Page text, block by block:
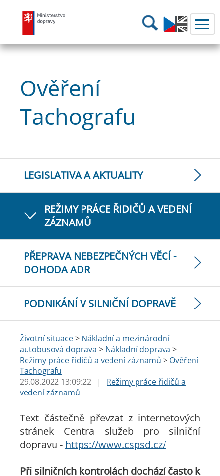
Ministerstvo dopravy Hledání
Ověření
Tachografu
LEGISLATIVA A AKTUALITY
REŽIMY PRÁCE ŘIDIČŮ A VEDENÍ
ZÁZNAMŮ
PŘEPRAVA NEBEZPEČNÝCH VĚCÍ -
DOHODA ADR
PODNIKÁNÍ V SILNIČNÍ DOPRAVĚ
Životní situace> Nákladní a mezinárodní
autobusová doprava > Nákladní doprava >
Režimy práce řidičů a vedení záznamů > Ověření
Tachografu
29.08.2022 13:09:22
|
Režimy práce řidičů a
vedení záznamů
Text částečně převzat z internetových
stránek Centra služeb pro silniční
dopravu - https://www.cspsd.cz/
Při silničních kontrolách dochází často k